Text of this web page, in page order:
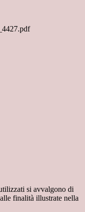
si avvalgono di
finalità illustrate nella